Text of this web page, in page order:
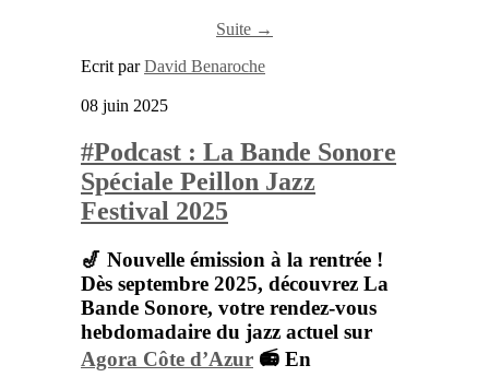
Suite →
Ecrit parDavid Benaroche
08 juin 2025
#Podcast : La Bande Sonore
Spéciale Peillon Jazz
Festival 2025
🎷 Nouvelle émission à la rentrée !
Dès septembre 2025, découvrez La
Bande Sonore, votre rendez-vous
hebdomadaire du jazz actuel sur
Agora Côte d’Azur 📻 En